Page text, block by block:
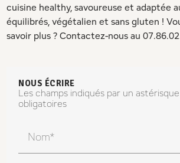
cuisine healthy, savoureuse et adaptée
équilibrés, végétalien et sans gluten !
savoir plus ? Contactez-nous au
NOUS ÉCRIRE
Les champs indiqués par un
obligatoires
Nom*